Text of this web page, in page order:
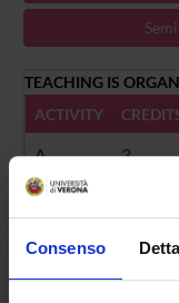
Consenso
TEACHING IS
ACTIVITY
A 3